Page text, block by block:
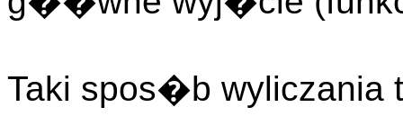
Taki spos�b wyliczania